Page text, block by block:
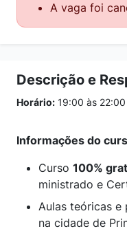
A vaga foi
Descrição e
Horário: 19:00 às
Informações do
Curso 100%
ministrado e
Aulas teóricas e
na cidade de